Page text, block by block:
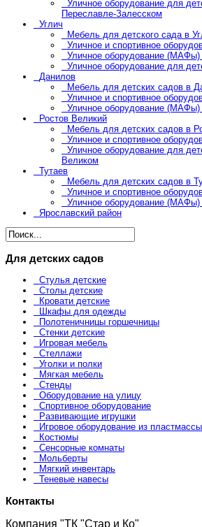
Уличное оборудование для
Переславле-Залесском
Углич
Мебель для детского сада в
Уличное и спортивное
Уличное оборудование (МАФы)
Уличное оборудование для
Данилов
Мебель для детских садов в
Уличное и спортивное
Уличное оборудование (МАФы)
Ростов Великий
Мебель для детских садов в
Уличное и спортивное
Уличное оборудование для
Великом
Тутаев
Мебель для детских садов в
Уличное и спортивное
Уличное оборудование (МАФы)
Ярославский район
Для детских садов
Стулья детские
Столы детские
Кровати детские
Шкафы для одежды
Полотеничницы горшечницы
Стенки детские
Игровая мебель
Стеллажи
Уголки и полки
Мягкая мебель
Стенды
Оборудование на улицу
Спортивное оборудование
Развивающие игрушки
Игровое оборудование из пластмассы
Костюмы
Сенсорные комнаты
Мольберты
Мягкий инвентарь
Теневые навесы
Контакты
Компания "ТК "Стар и Ко"